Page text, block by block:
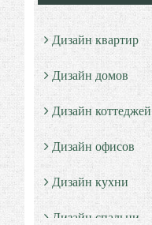
Дизайн квартир
Дизайн домов
Дизайн коттеджей
Дизайн офисов
Дизайн кухни
Дизайн спальни